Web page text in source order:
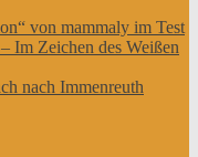
von mammaly im Test
Im Zeichen des Weißen
nach Immenreuth